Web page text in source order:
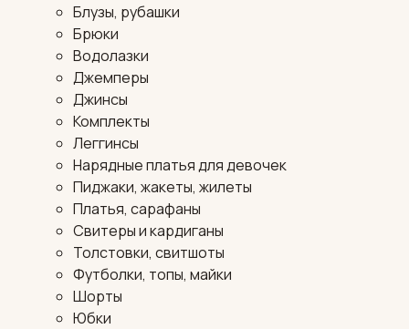
Блузы, рубашки
Брюки
Водолазки
Джемперы
Джинсы
Комплекты
Леггинсы
Нарядные платья для девочек
Пиджаки, жакеты, жилеты
Платья, сарафаны
Свитеры и кардиганы
Толстовки, свитшоты
Футболки, топы, майки
Шорты
Юбки